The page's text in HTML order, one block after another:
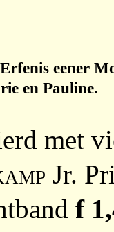
eener
en Pauline.
met
Jr.
f